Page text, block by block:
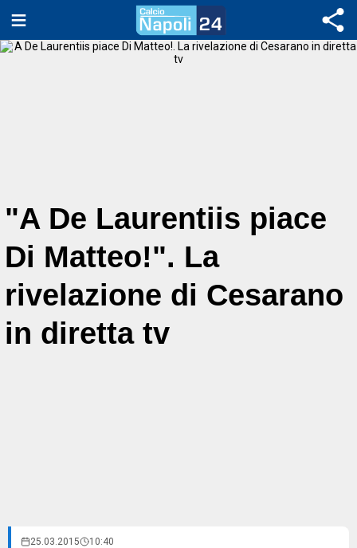
"A De Laurentiis piace
Di Matteo!". La
rivelazione di Cesarano
in diretta tv
25.03.2015 10:40